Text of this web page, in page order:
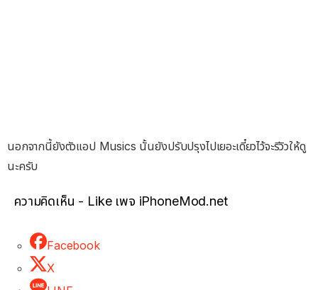
นอกจากนี้ยังตัวแอป Musics นั้นยังปรับปรุงไปเยอะเดี๋ยวไว้จะรีวิวให้ดู
นะครับ
ความคิดเห็น - Like เพจ iPhoneMod.net
Facebook
X